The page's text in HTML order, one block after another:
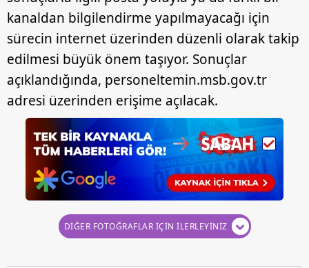
sınırlı olarak açık rızanız dahilinde kullanılacaktır.
vasıtasıyla belirleyebilirsiniz. Çerezlere ilişkin detaylı bilgi
için Ayarlar butonuna tıklayabilir,Çerez Bilgilendirme
Metnimiziziyaret edebilirsiniz.
6698 sayılı Kişisel Verilerin Korunması Kanunu uyarınca
hazırlanmış Aydınlatma Metnimizi okumak ve sitemizde
ilgili mevzuata uygun olarak kullanılan çerezlerle ilgili bilgi
almak için lütfentıklayınız
kanaldan bilgilendirme yapılmayacağı için
sürecin internet üzerinden düzenli olarak takip
edilmesi büyük önem taşıyor. Sonuçlar
açıklandığında, personeltemin.msb.gov.tr
adresi üzerinden erişime açılacak.
DİĞER FOTOĞRAFLAR İÇİN İLERLEYİNİZ